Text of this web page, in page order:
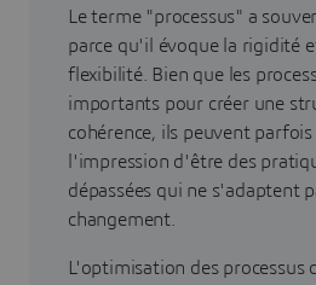
Le terme "processus" a
parce qu'il évoque la rigidité
flexibilité. Bien que les
importants pour créer une
cohérence, ils peuvent
l'impression d'être des
dépassées qui ne s'adaptent
changement.
L'optimisation des processus